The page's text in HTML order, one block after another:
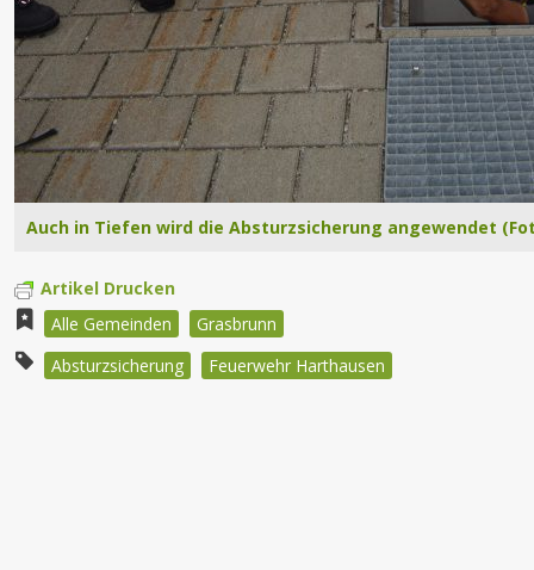
Auch in Tiefen wird die Absturzsicherung angewendet
Artikel Drucken
Alle Gemeinden
Grasbrunn
Absturzsicherung
Feuerwehr Harthausen